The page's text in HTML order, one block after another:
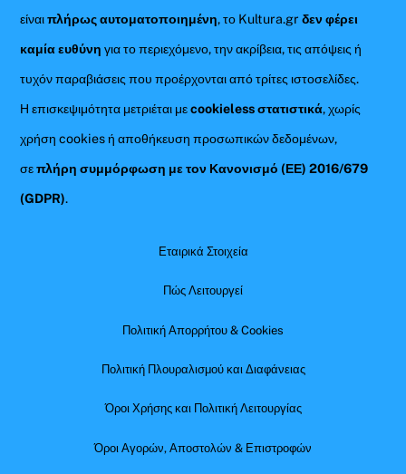
είναιπλήρως αυτοματοποιημένη, το Kultura.grδεν φέρει
καμία ευθύνη για το περιεχόμενο, την ακρίβεια, τις απόψεις ή
τυχόν παραβιάσεις που προέρχονται από τρίτες ιστοσελίδες.
Η επισκεψιμότητα μετριέται μεcookieless στατιστικά, χωρίς
χρήση cookies ή αποθήκευση προσωπικών δεδομένων,
σεπλήρη συμμόρφωση με τον Κανονισμό (ΕΕ) 2016/679
(GDPR).
Εταιρικά Στοιχεία
Πώς Λειτουργεί
Πολιτική Απορρήτου & Cookies
Πολιτική Πλουραλισμού και Διαφάνειας
Όροι Χρήσης και Πολιτική Λειτουργίας
Όροι Αγορών, Αποστολών & Επιστροφών